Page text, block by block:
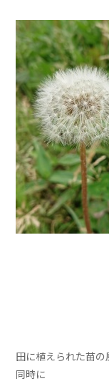
田に植えられた苗
同時に